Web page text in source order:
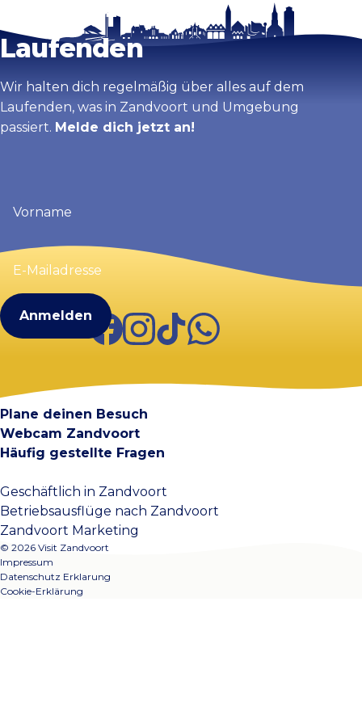
Karte vergrößern
Bleib auf dem
Laufenden
Wir halten dich regelmäßig über alles auf dem
Laufenden, was in Zandvoort und Umgebung
passiert. Melde dich jetzt an!
(erforderlich)
E-
Mailadresse
FacebookInstagram
TikTokWhatsApp
Plane deinen Besuch
Webcam Zandvoort
Häufig gestellte Fragen
Geschäftlich in Zandvoort
Betriebsausflüge nach Zandvoort
Zandvoort Marketing
© 2026 Visit Zandvoort
Impressum
Datenschutz Erklarung
Cookie-Erklärung